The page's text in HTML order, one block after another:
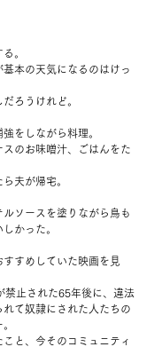
。
本の天気になるのはけっ
ろうけれど。
をしながら料理。
のお味噌汁、ごはんをた
夫が帰宅。
ソースを塗りながら鳥も
かった。
すめしていた映画を見
禁止された65年後に、違法
て奴隷にされた人たちの
と、今そのコミュニティ